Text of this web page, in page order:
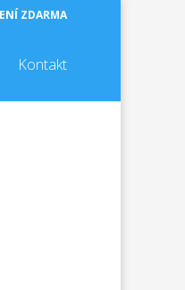
ZDARMA
Kontakt